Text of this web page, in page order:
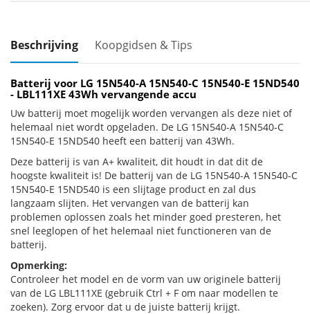
Beschrijving Koopgidsen & Tips
Batterij voor LG 15N540-A 15N540-C 15N540-E 15ND540
- LBL111XE 43Wh vervangende accu
Uw batterij moet mogelijk worden vervangen als deze niet of
helemaal niet wordt opgeladen. De LG 15N540-A 15N540-C
15N540-E 15ND540 heeft een batterij van 43Wh.
Deze batterij is van A+ kwaliteit, dit houdt in dat dit de
hoogste kwaliteit is! De batterij van de LG 15N540-A 15N540-C
15N540-E 15ND540 is een slijtage product en zal dus
langzaam slijten. Het vervangen van de batterij kan
problemen oplossen zoals het minder goed presteren, het
snel leeglopen of het helemaal niet functioneren van de
batterij.
Opmerking:
Controleer het model en de vorm van uw originele batterij
van de LG LBL111XE (gebruik Ctrl + F om naar modellen te
zoeken). Zorg ervoor dat u de juiste batterij krijgt.